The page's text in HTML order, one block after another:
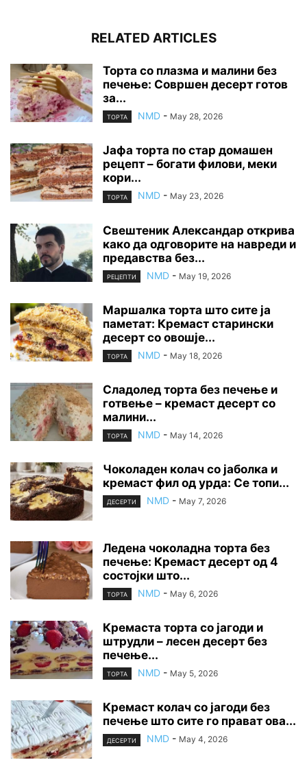
RELATED ARTICLES
Торта со плазма и малини без
печење: Совршен десерт готов
за...
ТОРТА NMD - May 28, 2026
Јафа торта по стар домашен
рецепт – богати филови, меки
кори...
ТОРТА NMD - May 23, 2026
Свештеник Александар открива
како да одговорите на навреди и
предавства без...
РЕЦЕПТИ NMD - May 19, 2026
Маршалка торта што сите ја
паметат: Кремаст старински
десерт со овошје...
ТОРТА NMD - May 18, 2026
Сладолед торта без печење и
готвење – кремаст десерт со
малини...
ТОРТА NMD - May 14, 2026
Чоколаден колач со јаболка и
кремаст фил од урда: Се топи...
ДЕСЕРТИ NMD - May 7, 2026
Ледена чоколадна торта без
печење: Кремаст десерт од 4
состојки што...
ТОРТА NMD - May 6, 2026
Кремаста торта со јагоди и
штрудли – лесен десерт без
печење...
ТОРТА NMD - May 5, 2026
Кремаст колач со јагоди без
печење што сите го прават ова...
ДЕСЕРТИ NMD - May 4, 2026